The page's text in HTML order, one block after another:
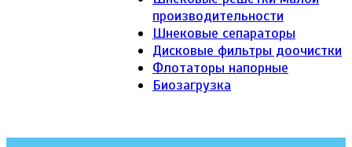
производительности
Шнековые сепараторы
Дисковые фильтры доочистки
Флотаторы напорные
Биозагрузка